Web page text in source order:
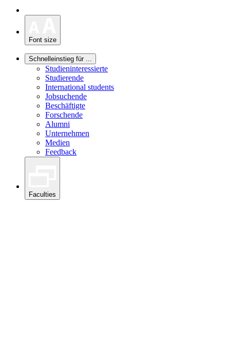
Font size
Schnelleinstieg für ...
Studieninteressierte
Studierende
International students
Jobsuchende
Beschäftigte
Forschende
Alumni
Unternehmen
Medien
Feedback
Faculties